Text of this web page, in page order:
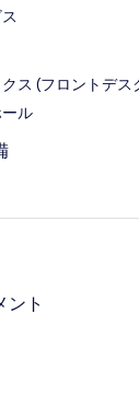
ス (フロントデス
ル
ント